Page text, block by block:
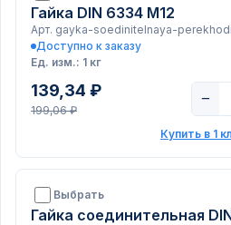
Гайка DIN 6334 М12
Арт. gayka-soedinitelnaya-
Доступно к заказу
Ед. изм.: 1 кг
139,34 ₽
199,06 ₽
−
Купить в 1
Выбрать
Гайка соединительная